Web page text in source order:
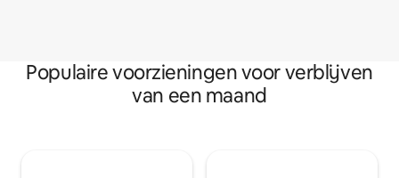
Populaire voorzieningen voor verblijven
van een maand